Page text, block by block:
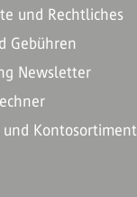
und Rechtliches
Gebühren
Newsletter
und Kontosortiment